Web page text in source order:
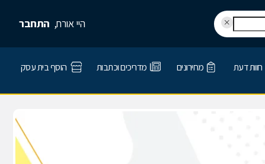
היי אורח, התחבר
חוות דעת מחירונים מדריכים וכתבות הוסף בית עסק